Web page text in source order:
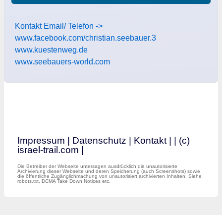
Kontakt Email/ Telefon ->
www.facebook.com/christian.seebauer.3
www.kuestenweg.de
www.seebauers-world.com
Impressum Datenschutz Kontakt|
| (c)
israel-trail.com |
Die Betreiber der Webseite untersagen ausdrücklich die unautorisierte
Archivierung dieser Webseite und deren Speicherung (auch Screenshots) sowie
die öffentliche Zugänglichmachung von unautorisiert archivierten Inhalten. Siehe
robots.txt, DCMA Take Down Notices etc.